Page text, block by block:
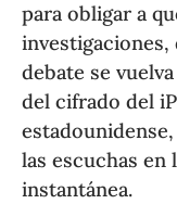
para obligar a
investigaciones,
debate se
del cifrado del
las escuchas en
instantánea.